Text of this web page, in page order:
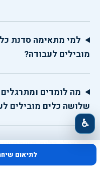
מובילים לעבודה?
שלושה כלים מובילים
שלושה כלים מובילים
לתיאום
♿